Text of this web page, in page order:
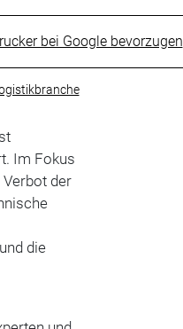
bei Google bevorzugen
Im Fokus
der
die